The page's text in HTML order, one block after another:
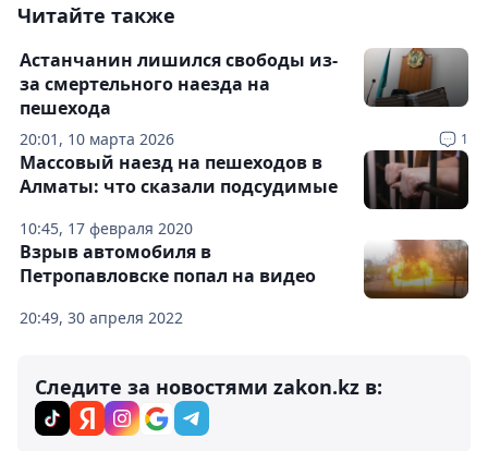
Читайте также
20:01, 10 марта 2026 1
Астанчанин лишился свободы из-
за смертельного наезда на
пешехода
10:45, 17 февраля 2020
Массовый наезд на пешеходов в
Алматы: что сказали подсудимые
20:49, 30 апреля 2022
Взрыв автомобиля в
Петропавловске попал на видео
Следите за новостями zakon.kz в: